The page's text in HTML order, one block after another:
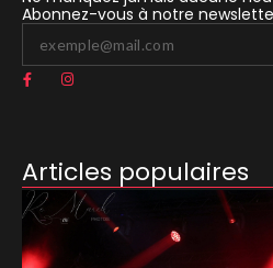
Abonnez-vous à notre
Articles populaires